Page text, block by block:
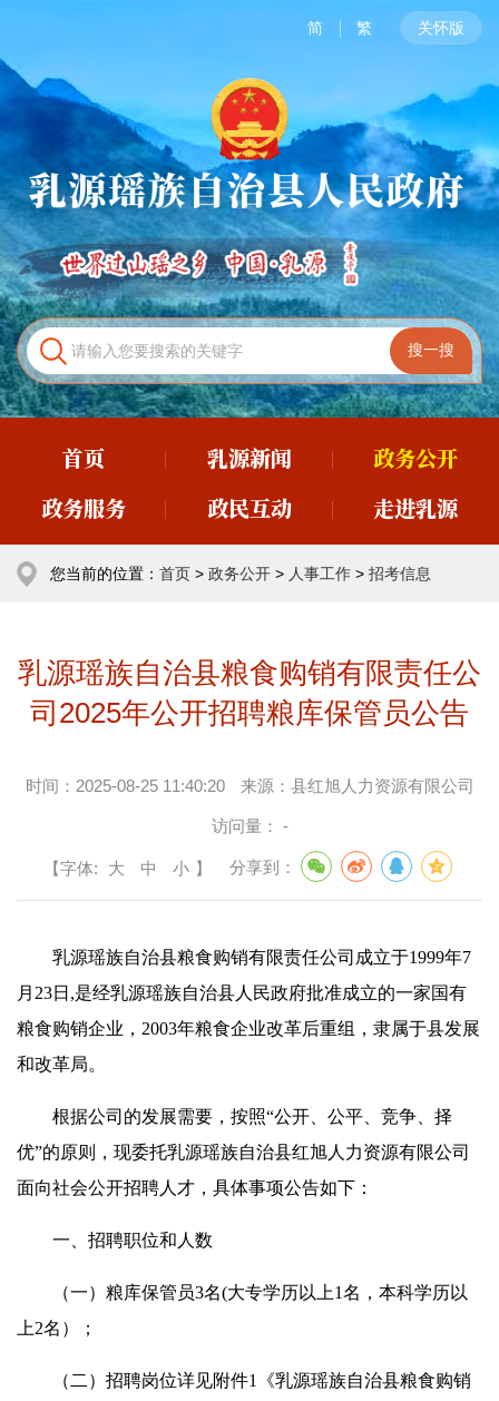
简 繁 关怀版
首页 乳源新闻
政务公开
政务服务
政民互动 走进乳源
您当前的位置： 首页 > 政务公开 > 人事工作 > 招考信息
乳源瑶族自治县粮食购销有限责任公
司2025年公开招聘粮库保管员公告
时间： 2025-08-25 11:40:20 来源： 县红旭人力资源有限公司
访问量： -
【字体: 大 中 小 】 分享到：
乳源瑶族自治县粮食购销有限责任公司成立于1999年7
月23日,是经乳源瑶族自治县人民政府批准成立的一家国有
粮食购销企业，2003年粮食企业改革后重组，隶属于县发展
和改革局。
根据公司的发展需要，按照“公开、公平、竞争、择
优”的原则，现委托乳源瑶族自治县红旭人力资源有限公司
面向社会公开招聘人才，具体事项公告如下：
一、招聘职位和人数
（一）粮库保管员3名(大专学历以上1名，本科学历以
上2名）；
（二）招聘岗位详见附件1《乳源瑶族自治县粮食购销